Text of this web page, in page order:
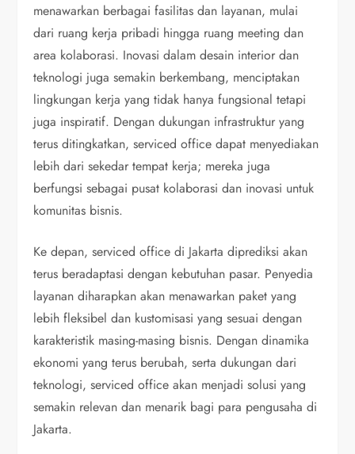
menawarkan berbagai fasilitas dan layanan, mulai
dari ruang kerja pribadi hingga ruang meeting dan
area kolaborasi. Inovasi dalam desain interior dan
teknologi juga semakin berkembang, menciptakan
lingkungan kerja yang tidak hanya fungsional tetapi
juga inspiratif. Dengan dukungan infrastruktur yang
terus ditingkatkan, serviced office dapat menyediakan
lebih dari sekedar tempat kerja; mereka juga
berfungsi sebagai pusat kolaborasi dan inovasi untuk
komunitas bisnis.
Ke depan, serviced office di Jakarta diprediksi akan
terus beradaptasi dengan kebutuhan pasar. Penyedia
layanan diharapkan akan menawarkan paket yang
lebih fleksibel dan kustomisasi yang sesuai dengan
karakteristik masing-masing bisnis. Dengan dinamika
ekonomi yang terus berubah, serta dukungan dari
teknologi, serviced office akan menjadi solusi yang
semakin relevan dan menarik bagi para pengusaha di
Jakarta.